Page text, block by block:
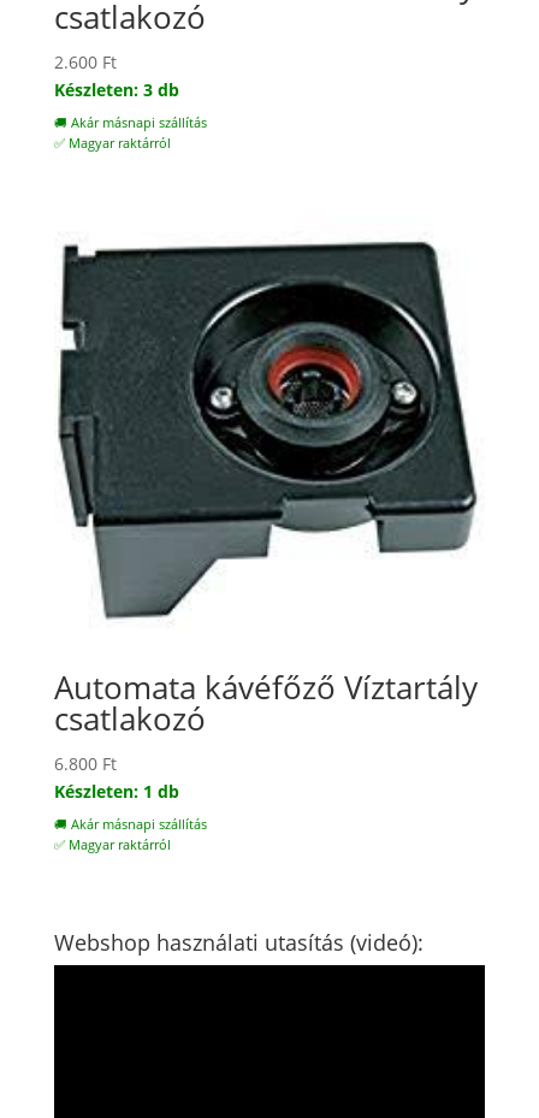
csatlakozó
2.600 Ft
Készleten: 3 db
🚚 Akár másnapi szállítás
✅ Magyar raktárról
Automata kávéfőző Víztartály
csatlakozó
6.800 Ft
Készleten: 1 db
🚚 Akár másnapi szállítás
✅ Magyar raktárról
Webshop használati utasítás (videó):